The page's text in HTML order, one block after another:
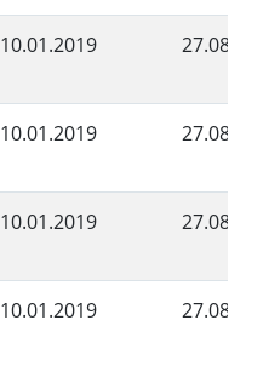
10.01.2019
10.01.2019
10.01.2019
10.01.2019